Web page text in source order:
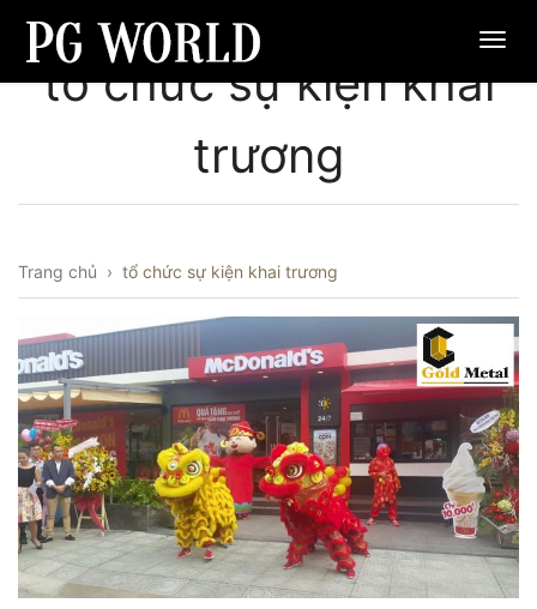
tổ chức sự kiện khai
trương
Trang chủ › tổ chức sự kiện khai trương